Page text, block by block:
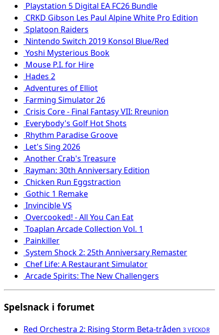
Playstation 5 Digital EA FC26 Bundle
CRKD Gibson Les Paul Alpine White Pro Edition
Splatoon Raiders
Nintendo Switch 2019 Konsol Blue/Red
Yoshi Mysterious Book
Mouse P.I. for Hire
Hades 2
Adventures of Elliot
Farming Simulator 26
Crisis Core - Final Fantasy VII: Rreunion
Everybody's Golf Hot Shots
Rhythm Paradise Groove
Let's Sing 2026
Another Crab's Treasure
Rayman: 30th Anniversary Edition
Chicken Run Eggstraction
Gothic 1 Remake
Invincible VS
Overcooked! - All You Can Eat
Toaplan Arcade Collection Vol. 1
Painkiller
System Shock 2: 25th Anniversary Remaster
Chef Life: A Restaurant Simulator
Arcade Spirits: The New Challengers
Spelsnack i forumet
Red Orchestra 2: Rising Storm Beta-tråden 3 VECKOR